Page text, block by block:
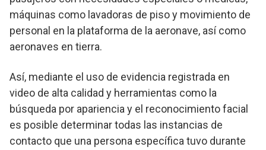
máquinas como lavadoras de piso y movimiento de
personal en la plataforma de la aeronave, así como
aeronaves en tierra.
Así, mediante el uso de evidencia registrada en
video de alta calidad y herramientas como la
búsqueda por apariencia y el reconocimiento facial
es posible determinar todas las instancias de
contacto que una persona específica tuvo durante